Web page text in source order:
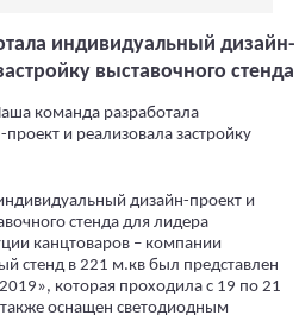
индивидуальный дизайн-
выставочного стенда
команда разработала
и реализовала застройку
дизайн-проект и
стенда для лидера
канцтоваров – компании
стенд в 221 м.кв был представлен
которая проходила с 19 по 21
оснащен светодиодным